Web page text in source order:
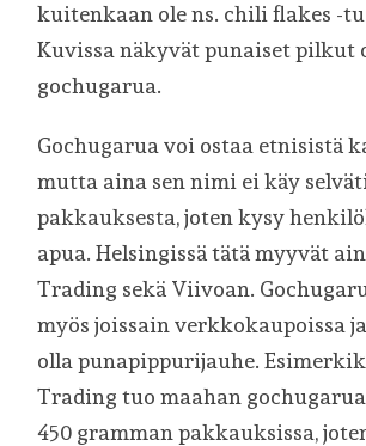
kuitenkaan ole ns. chili flakes -
Kuvissa näkyvät punaiset pilkut
gochugarua.
Gochugarua voi ostaa etnisistä
mutta aina sen nimi ei käy
pakkauksesta, joten kysy
apua. Helsingissä tätä myyvät
Trading sekä Viivoan.
myös joissain verkkokaupoissa
olla punapippurijauhe.
Trading tuo maahan
450 gramman pakkauksissa,